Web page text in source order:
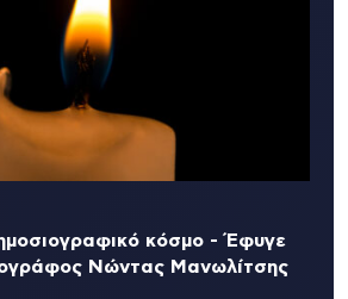
κόσμο - Έφυγε
Νώντας Μανωλίτσης